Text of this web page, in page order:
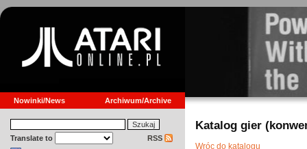
Nowinki/News Archiwum/Archive
Translate to RSS
Katalog gier
Wróc do katalogu